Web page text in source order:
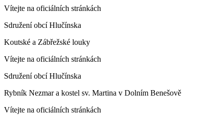
Vítejte na oficiálních stránkách
Sdružení obcí Hlučínska
Koutské a Zábřežské louky
Vítejte na oficiálních stránkách
Sdružení obcí Hlučínska
Rybník Nezmar a kostel sv. Martina v Dolním Benešově
Vítejte na oficiálních stránkách